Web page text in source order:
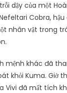
dậy của một
Cobra,
nhân vật trong
mệnh khác đã
khỏi Kuma. Giờ
Vivi đã mất tích